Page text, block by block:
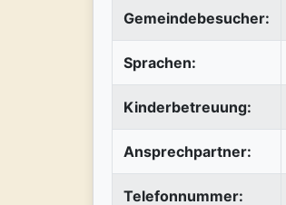
Gemeindebesucher:
Sprachen:
Kinderbetreuung:
Ansprechpartner:
Telefonnummer: